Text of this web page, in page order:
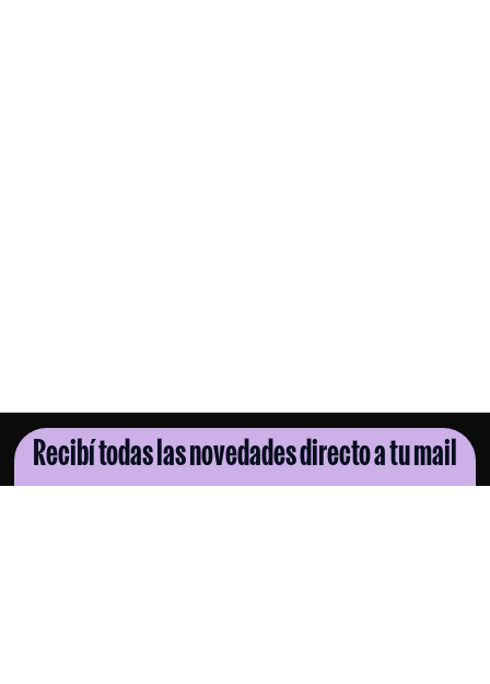
Recibí todas las novedades directo a tu mail